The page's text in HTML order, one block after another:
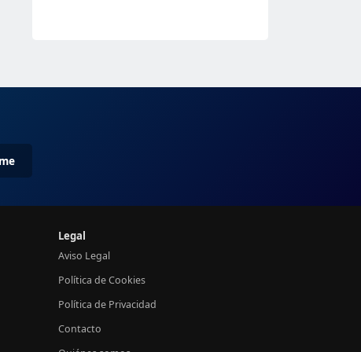
Legal
Aviso Legal
Política de Cookies
Política de Privacidad
Contacto